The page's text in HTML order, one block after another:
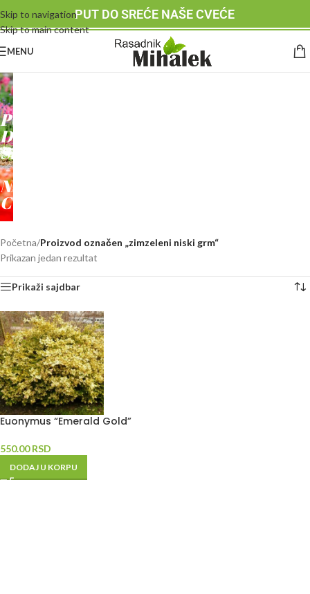
Skip to navigation
Skip to main content
PUT DO SREĆE NAŠE CVEĆE
MENU
RASADNIK
MIHALEK
PUT
DO
SREĆE
-
NAŠE
CVEĆE
Početna/Proizvod označen „zimzeleni niski grm“
Prikazan jedan rezultat
Prikaži sajdbar
Euonymus “Emerald Gold”
550.00RSD
DODAJ U KORPU